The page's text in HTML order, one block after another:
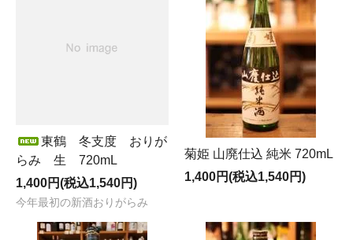
東鶴 冬支度 おりが
らみ 生 720mL
1,400円(税込1,540円)
今年最初の新酒おりがらみ
菊姫 山廃仕込 純米 720mL
1,400円(税込1,540円)